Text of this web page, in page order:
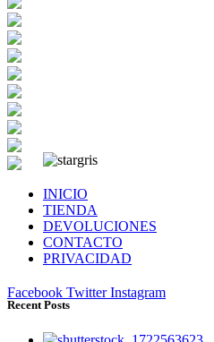
INICIO
TIENDA
DEVOLUCIONES
CONTACTO
PRIVACIDAD
Facebook Twitter Instagram
Recent Posts